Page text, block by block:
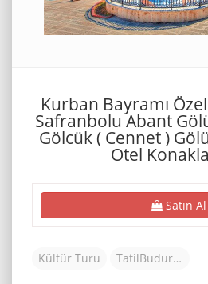
Kurban Bayramı Özel
Safranbolu Abant
Gölcük ( Cennet )
Otel
Satın Al
Kültür Turu TatilBudur Tur